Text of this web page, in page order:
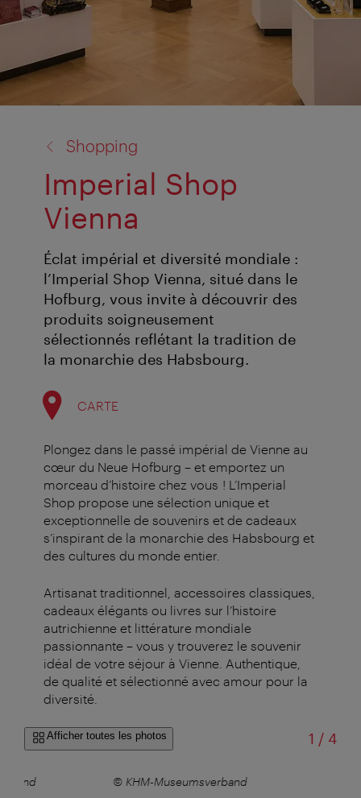
Shopping
Imperial Shop
Vienna
Éclat impérial et diversité mondiale :
l’Imperial Shop Vienna, situé dans le
Hofburg, vous invite à découvrir des
produits soigneusement
sélectionnés reflétant la tradition de
la monarchie des Habsbourg.
CARTE
Plongez dans le passé impérial de Vienne au
cœur du Neue Hofburg – et emportez un
morceau d’histoire chez vous ! L’Imperial
Shop propose une sélection unique et
exceptionnelle de souvenirs et de cadeaux
s’inspirant de la monarchie des Habsbourg et
des cultures du monde entier.
Artisanat traditionnel, accessoires classiques,
cadeaux élégants ou livres sur l’histoire
autrichienne et littérature mondiale
passionnante – vous y trouverez le souvenir
idéal de votre séjour à Vienne. Authentique,
de qualité et sélectionné avec amour pour la
diversité.
Afficher toutes les photos 1 /sur
4
© KHM-Museumsverband